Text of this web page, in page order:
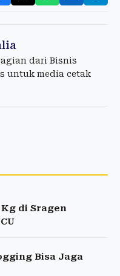
dari Bisnis
untuk media cetak
Kg di Sragen
Bisa Jaga